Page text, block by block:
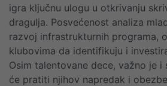
igra ključnu ulogu u otkrivanju
dragulja. Posvećenost analiza
razvoj infrastrukturnih programa,
klubovima da identifikuju i
Osim talentovane dece, važno je
će pratiti njihov napredak i